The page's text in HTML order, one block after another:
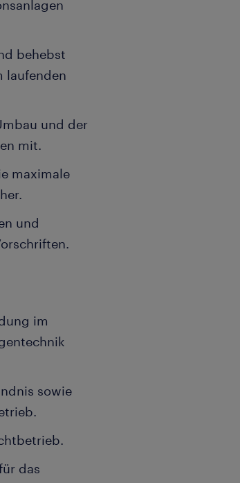
behebst
laufenden
und der
mit.
maximale
und
im
sowie
das